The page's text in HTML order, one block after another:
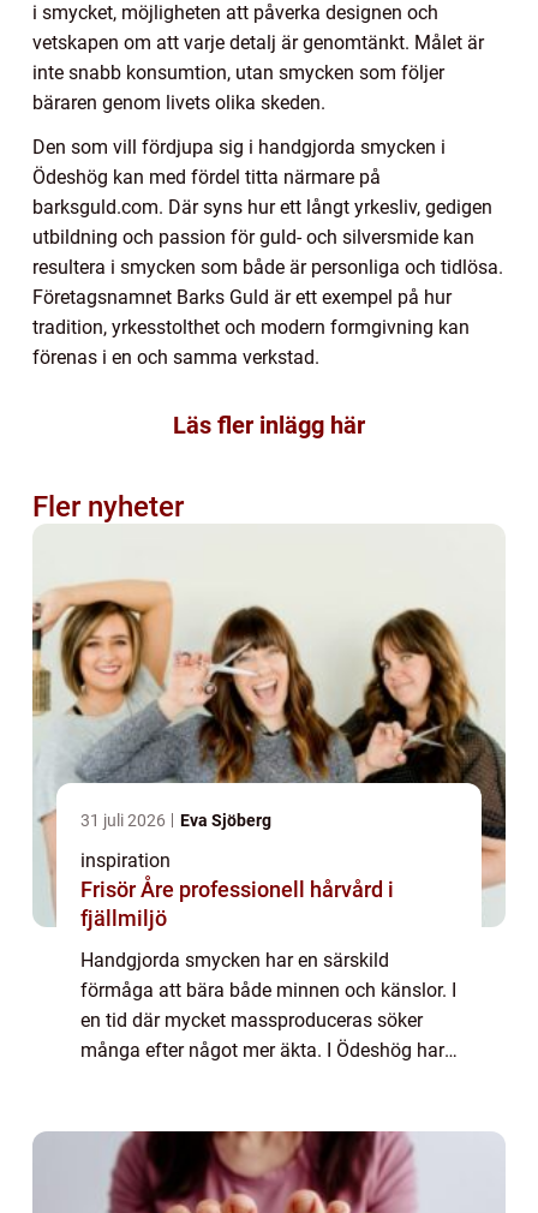
i smycket, möjligheten att påverka designen och
vetskapen om att varje detalj är genomtänkt. Målet är
inte snabb konsumtion, utan smycken som följer
bäraren genom livets olika skeden.
Den som vill fördjupa sig i handgjorda smycken i
Ödeshög kan med fördel titta närmare på
barksguld.com. Där syns hur ett långt yrkesliv, gedigen
utbildning och passion för guld- och silversmide kan
resultera i smycken som både är personliga och tidlösa.
Företagsnamnet Barks Guld är ett exempel på hur
tradition, yrkesstolthet och modern formgivning kan
förenas i en och samma verkstad.
Läs fler inlägg här
Fler nyheter
31 juli 2026 Eva Sjöberg
inspiration
Frisör Åre professionell hårvård i
fjällmiljö
Handgjorda smycken har en särskild
förmåga att bära både minnen och känslor. I
en tid där mycket massproduceras söker
många efter något mer äkta. I Ödeshög har
materialen, kun...